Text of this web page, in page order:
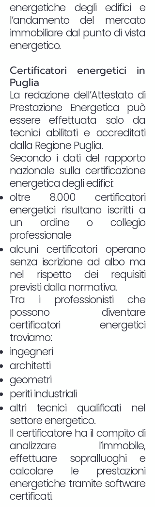
energetiche degli edifici e
l’andamento del mercato
immobiliare dal punto di vista
energetico.
Certificatori energetici in
Puglia
La redazione dell’Attestato di
Prestazione Energetica può
essere effettuata solo da
tecnici abilitati e accreditati
dalla Regione Puglia.
Secondo i dati del rapporto
nazionale sulla certificazione
energetica degli edifici:
oltre 8.000 certificatori
energetici risultano iscritti a
un ordine o collegio
professionale
alcuni certificatori operano
senza iscrizione ad albo ma
nel rispetto dei requisiti
previsti dalla normativa.
Tra i professionisti che
possono diventare
certificatori energetici
troviamo:
ingegneri
architetti
geometri
periti industriali
altri tecnici qualificati nel
settore energetico.
Il certificatore ha il compito di
analizzare l’immobile,
effettuare sopralluoghi e
calcolare le prestazioni
energetiche tramite software
certificati.